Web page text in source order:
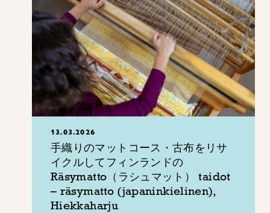
13.03.2026
手織りのマットコース・古布をリサ
イクルしてフィンランドの
Räsymatto（ラシュマット） taidot
– räsymatto (japaninkielinen),
Hiekkaharju